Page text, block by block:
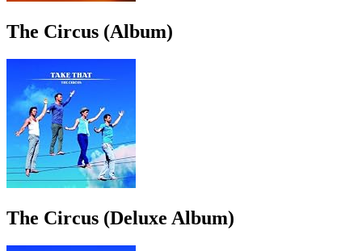
The Circus (Album)
The Circus (Deluxe Album)